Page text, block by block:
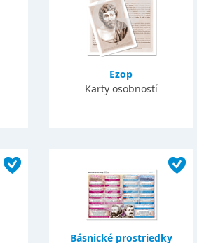
Ezop
Karty osobností
Básnické prostriedky